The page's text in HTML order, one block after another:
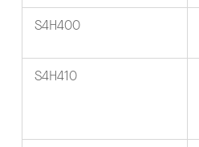
S4H400
S4H410